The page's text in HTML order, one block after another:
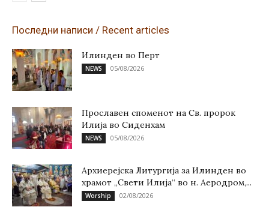
Последни написи / Recent articles
Илинден во Перт
NEWS 05/08/2026
Прославен споменот на Св. пророк
Илија во Сиденхам
NEWS 05/08/2026
Архиерејска Литургија за Илинден во
храмот „Свети Илија“ во н. Аеродром,...
Worship 02/08/2026